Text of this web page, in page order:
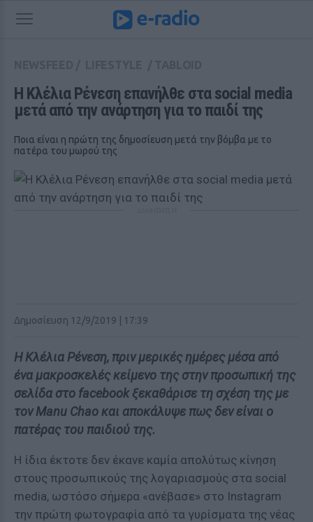
Η Κλέλια Ρένεση επανήλθε στα social media
μετά από την ανάρτηση για το παιδί της
Ποια είναι η πρώτη της δημοσίευση μετά την βόμβα με το
πατέρα του μωρού της
Δημοσίευση 12/9/2019 | 17:39
Η Κλέλια Ρένεση, πριν μερικές ημέρες μέσα από
ένα μακροσκελές κείμενο της στην προσωπική της
σελίδα στο facebook ξεκαθάρισε τη σχέση της με
τον Manu Chao και αποκάλυψε πως δεν είναι ο
πατέρας του παιδιού της.
Η ίδια έκτοτε δεν έκανε καμία απολύτως κίνηση
στους προσωπικούς της λογαριασμούς στα social
media, ωστόσο σήμερα «ανέβασε» στο Instagram
την πρώτη φωτογραφία από τα γυρίσματα της νέας